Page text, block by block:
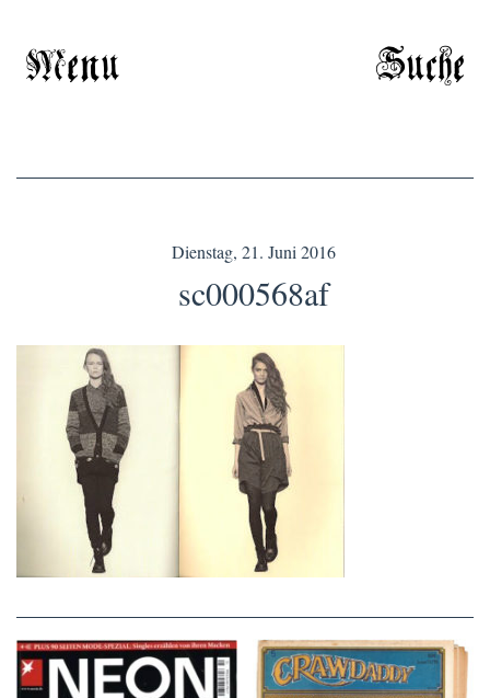
Menu Suche
Dienstag, 21. Juni 2016
sc000568af